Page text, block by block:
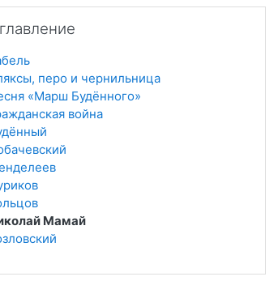
перо и чернильница
«Марш Будённого»
война
Мамай